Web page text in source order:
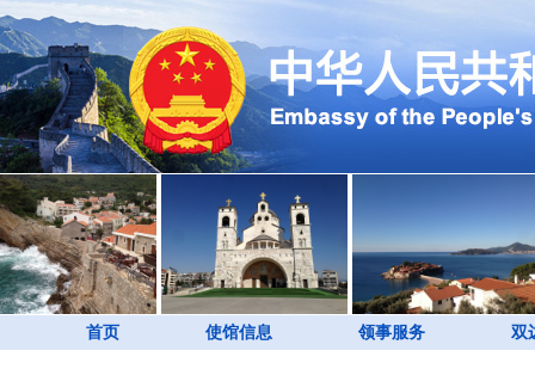
首页 使馆信息 领事服务 双